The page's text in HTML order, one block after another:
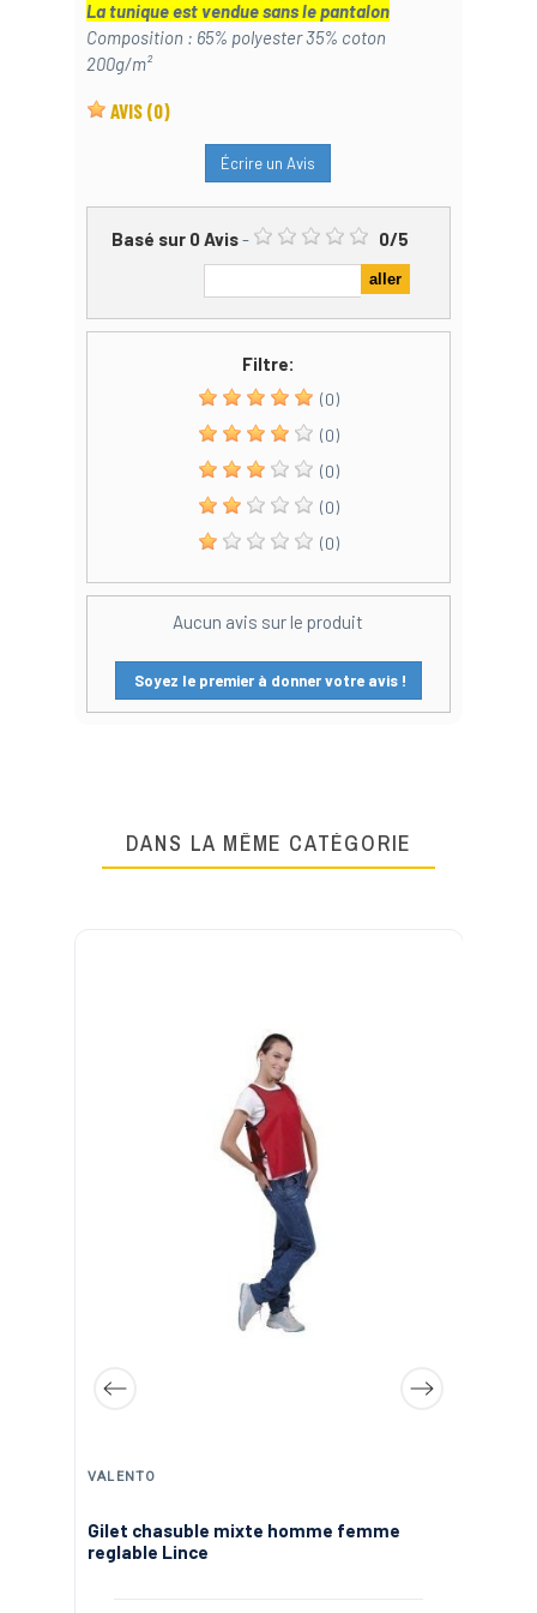
La tunique est vendue sans le pantalon
Composition : 65% polyester 35% coton
200g/m²
AVIS (0)
Écrire un Avis
Basé sur 0Avis- 0/5
Filtre:
(0)
(0)
(0)
(0)
(0)
Aucun avis sur le produit
Soyez le premier à donner votre avis !
DANS LA MÊME CATÉGORIE
VALENTO
Gilet chasuble mixte homme femme
reglable Lince